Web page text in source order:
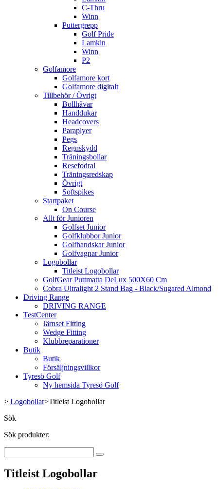
C-Thru
Winn
Puttergrepp
Golf Pride
Lamkin
Winn
P2
Golfamore
Golfamore kort
Golfamore digitalt
Tillbehör / Övrigt
Bollhåvar
Handdukar
Headcovers
Paraplyer
Pegs
Regnskydd
Träningsbollar
Resefodral
Träningsredskap
Övrigt
Softspikes
Startpaket
On Course
Allt för Junioren
Golfset Junior
Golfklubbor Junior
Golfhandskar Junior
Golfvagnar Junior
Logobollar
Titleist Logobollar
GolfGear Puttmatta DeLux 500X60 Cm
Cobra Ultralight 2 Stand Bag - Black/Sugared Almond
Driving Range
DRIVING RANGE
TestCenter
Järnset Fitting
Wedge Fitting
Klubbreparationer
Butik
Butik
Försäljningsvillkor
Tyresö Golf
Ny hemsida Tyresö Golf
> Logobollar>Titleist Logobollar
Sök
Sök produkter:
Titleist Logobollar